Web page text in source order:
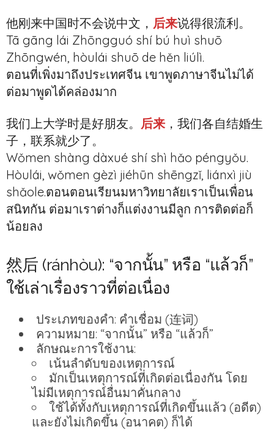
他刚来中国时不会说中文， 后来说得很流利。
Tā gāng lái Zhōngguó shí bú huì shuō
Zhōngwén, hòulái shuō de hěn liúlì.
ตอนที่เพิ่งมาถึงประเทศจีน เขาพูดภาษาจีนไม่ได้
ต่อมาพูดได้คล่องมาก
我们上大学时是好朋友。 后来 ，我们各自结婚生
子，联系就少了。
Wǒmen shàng dàxué shí shì hǎo péngyǒu.
Hòulái, wǒmen gèzì jiéhūn shēngzǐ, liánxì jiù
shǎole.ตอนตอนเรียนมหาวิทยาลัยเราเป็นเพื่อน
สนิทกัน ต่อมาเราต่างก็แต่งงานมีลูก การติดต่อก็
น้อยลง
然后 (ránhòu): “จากนั้น” หรือ “แล้วก็”
ใช้เล่าเรื่องราวที่ต่อเนื่อง
ประเภทของคำ: คำเชื่อม (连词)
ความหมาย: “จากนั้น” หรือ “แล้วก็”
ลักษณะการใช้งาน:
เน้นลำดับของเหตุการณ์
มักเป็นเหตุการณ์ที่เกิดต่อเนื่องกัน โดย
ไม่มีเหตุการณ์อื่นมาคั่นกลาง
ใช้ได้ทั้งกับเหตุการณ์ที่เกิดขึ้นแล้ว (อดีต)
และยังไม่เกิดขึ้น (อนาคต) ก็ได้